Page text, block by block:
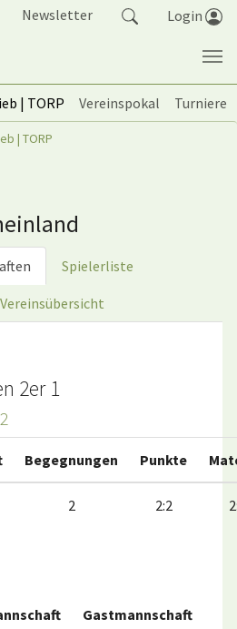
Newsletter Login
| TORP Vereinspokal
Turniere
| TORP
Spielerliste
2er 1
Begegnungen Punkte
2 2:2
Gastmannschaft